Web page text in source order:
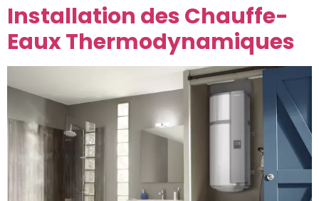
Installation des Chauffe-
Eaux Thermodynamiques